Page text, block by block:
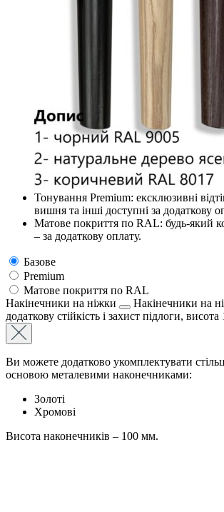
Тонування Premium: ексклюзивні
вишня та інші доступні за додаткову
Матове покриття по RAL: будь-який
– за додаткову оплату.
Базове
Premium
Матове покриття по RAL
Накінечники на ніжки
Накінечники на
додаткову стійкість і захист підлоги,
Ви можете додатково укомплектувати
основою металевими наконечниками:
Золоті
Хромові
Висота наконечників – 100 мм.